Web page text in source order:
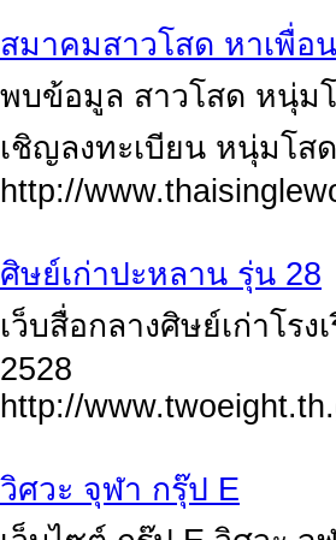
สมาคมสาวโสด หาเพื่
พบข้อมูล สาวโสด หนุ่ม
เชิญลงทะเบียน หนุ่มโส
http://
ศิษย์เก่าปะหลาน รุ่น 28
เว็บสื่อกลางศิษย์เก่าโ
2528
http://
วิศวะ จุฬา กรุ๊ป E